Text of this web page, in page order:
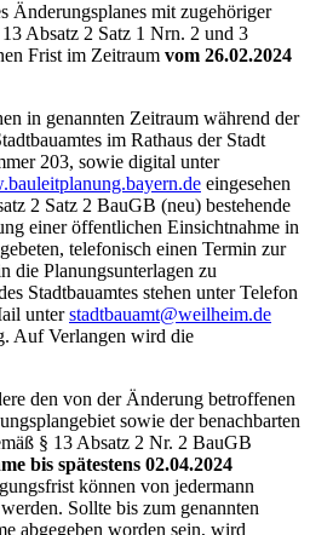
Änderungsplanes mit zugehöriger
Absatz 2 Satz 1 Nrn. 2 und 3
Frist im Zeitraum vom 26.02.2024
in genannten Zeitraum während der
im Rathaus der Stadt
203, sowie digital unter
eingesehen
2 Satz 2 BauGB (neu) bestehende
einer öffentlichen Einsichtnahme in
telefonisch einen Termin zur
die Planungsunterlagen zu
Stadtbauamtes stehen unter Telefon
unterstadtbauamt@weilheim.de
Auf Verlangen wird die
den von der Änderung betroffenen
sowie der benachbarten
§ 13 Absatz 2 Nr. 2 BauGB
bis spätestens 02.04.2024
können von jedermann
Sollte bis zum genannten
abgegeben worden sein, wird